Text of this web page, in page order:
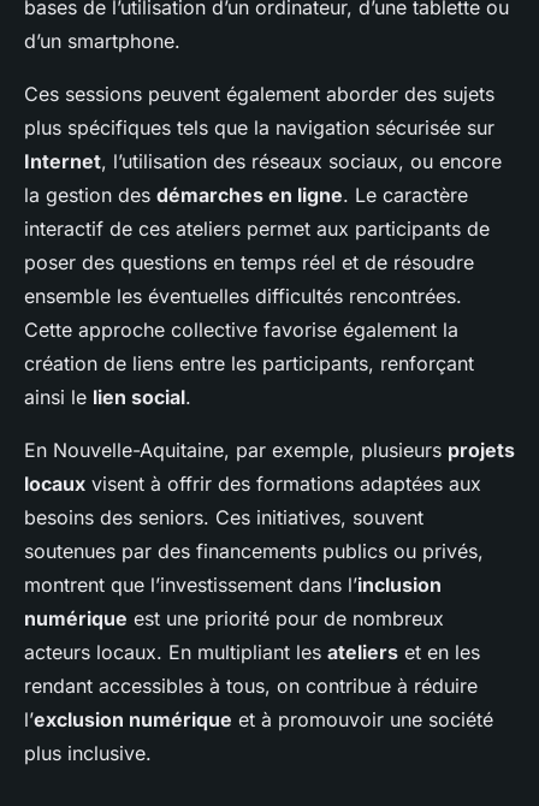
bases de l’utilisation d’un ordinateur, d’une tablette ou
d’un smartphone.
Ces sessions peuvent également aborder des sujets
plus spécifiques tels que la navigation sécurisée sur
Internet, l’utilisation des réseaux sociaux, ou encore
la gestion des démarches en ligne. Le caractère
interactif de ces ateliers permet aux participants de
poser des questions en temps réel et de résoudre
ensemble les éventuelles difficultés rencontrées.
Cette approche collective favorise également la
création de liens entre les participants, renforçant
ainsi le lien social.
En Nouvelle-Aquitaine, par exemple, plusieurs projets
locaux visent à offrir des formations adaptées aux
besoins des seniors. Ces initiatives, souvent
soutenues par des financements publics ou privés,
montrent que l’investissement dans l’inclusion
numérique est une priorité pour de nombreux
acteurs locaux. En multipliant les ateliers et en les
rendant accessibles à tous, on contribue à réduire
l’exclusion numérique et à promouvoir une société
plus inclusive.